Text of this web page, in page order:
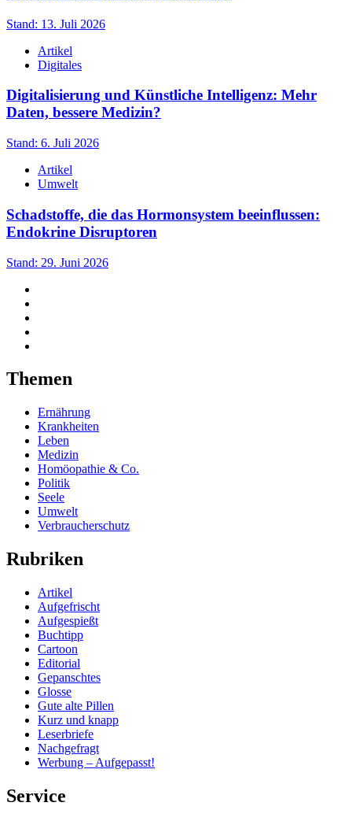
Stand: 13. Juli 2026
Artikel
Digitales
Digitalisierung und Künstliche Intelligenz: Mehr
Daten, bessere Medizin?
Stand: 6. Juli 2026
Artikel
Umwelt
Schadstoffe, die das Hormonsystem beeinflussen:
Endokrine Disruptoren
Stand: 29. Juni 2026
Themen
Ernährung
Krankheiten
Leben
Medizin
Homöopathie & Co.
Politik
Seele
Umwelt
Verbraucherschutz
Rubriken
Artikel
Aufgefrischt
Aufgespießt
Buchtipp
Cartoon
Editorial
Gepanschtes
Glosse
Gute alte Pillen
Kurz und knapp
Leserbriefe
Nachgefragt
Werbung – Aufgepasst!
Service